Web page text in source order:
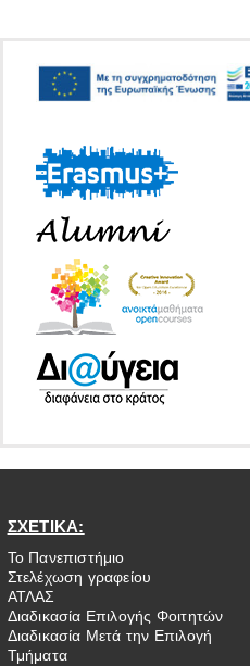
ΣΧΕΤΙΚΑ:
Το Πανεπιστήμιο
Στελέχωση γραφείου
ΑΤΛΑΣ
Διαδικασία Επιλογής Φοιτητών
Διαδικασία Μετά την Επιλογή
Τμήματα